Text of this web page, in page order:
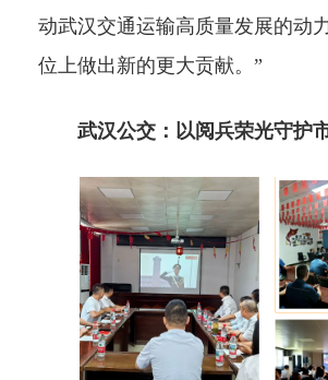
动武汉交通运输高质量发展的动
位上做出新的更大贡献。 ”
武汉公交：以阅兵荣光守护